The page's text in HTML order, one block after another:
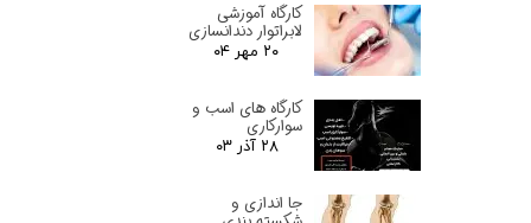
کارگاه آموزشی
لابراتوار دندانسازی
۲۰ مهر ۰۴
کارگاه های اسب و
سوارکاری
۲۸ آذر ۰۳
جا اندازی و